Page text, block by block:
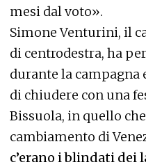
mesi dal voto».
Simone Venturini, il
di centrodestra, ha
durante la campagna
di chiudere con una
Bissuola, in quello
cambiamento di
c’erano i blindati dei